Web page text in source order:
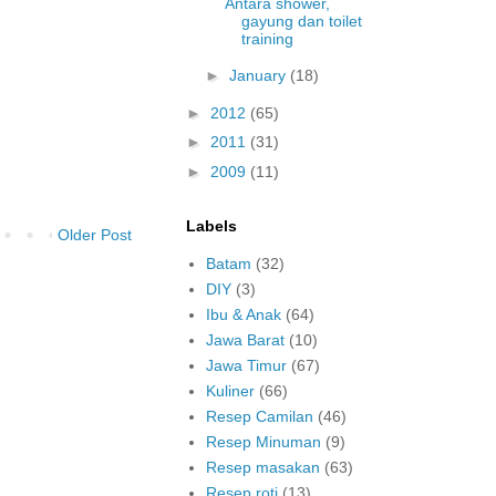
Older Post
gayung dan toilet
training
► January (18)
► 2012 (65)
► 2011 (31)
► 2009 (11)
Labels
Batam (32)
DIY (3)
Ibu & Anak (64)
Jawa Barat (10)
Jawa Timur (67)
Kuliner (66)
Resep Camilan (46)
Resep Minuman (9)
Resep masakan (63)
Resep roti (13)